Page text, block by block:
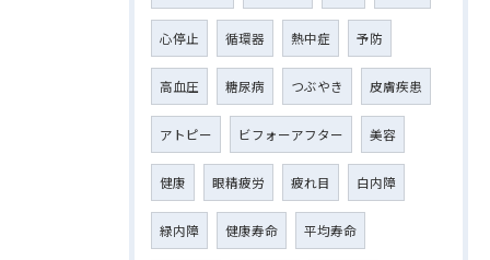
心停止 循環器 熱中症 予防
高血圧 糖尿病 つぶやき 皮膚疾患
アトピー ビフォーアフター 美容
健康 眼精疲労 疲れ目 白内障
緑内障 健康寿命 平均寿命